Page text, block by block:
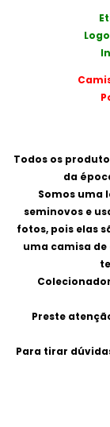
Todos os
da
Somos uma
seminovos e
fotos, pois elas
uma camisa
Preste
Para tirar